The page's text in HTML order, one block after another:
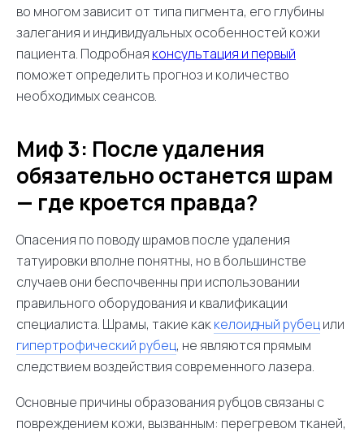
во многом зависит от типа пигмента, его глубины
залегания и индивидуальных особенностей кожи
пациента. Подробная консультация и первый
поможет определить прогноз и количество
необходимых сеансов.
Миф 3: После удаления
обязательно останется шрам
— где кроется правда?
Опасения по поводу шрамов после удаления
татуировки вполне понятны, но в большинстве
случаев они беспочвенны при использовании
правильного оборудования и квалификации
специалиста. Шрамы, такие каккелоидный рубецили
гипертрофический рубец, не являются прямым
следствием воздействия современного лазера.
Основные причины образования рубцов связаны с
повреждением кожи, вызванным: перегревом тканей,